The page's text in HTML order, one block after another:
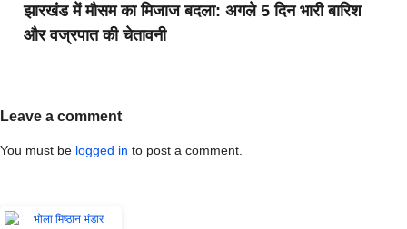
झारखंड में मौसम का मिजाज बदला: अगले 5 दिन भारी बारिश
और वज्रपात की चेतावनी
Leave a comment
You must be logged in to post a comment.